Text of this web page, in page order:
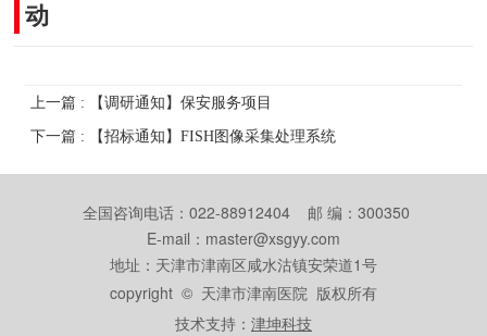
动
上一篇 : 【调研通知】保安服务项目
下一篇 : 【招标通知】FISH图像采集处理系统
全国咨询电话：022-88912404 邮 编：300350
E-mail：master@xsgyy.com
地址：天津市津南区咸水沽镇安荣道1号
copyright © 天津市津南医院 版权所有
技术支持： 津坤科技